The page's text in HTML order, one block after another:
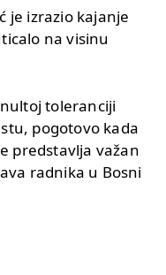
je izrazio kajanje
na visinu
toleranciji
pogotovo kada
predstavlja važan
radnika u Bosni